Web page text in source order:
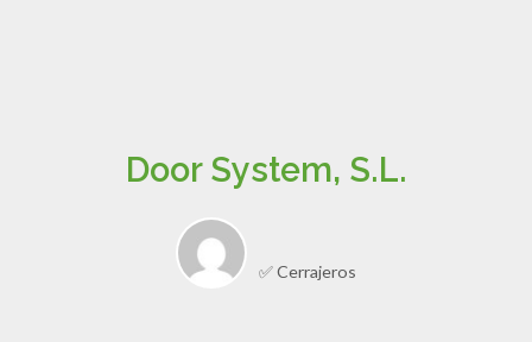
Door System, S.L.
✅ Cerrajeros